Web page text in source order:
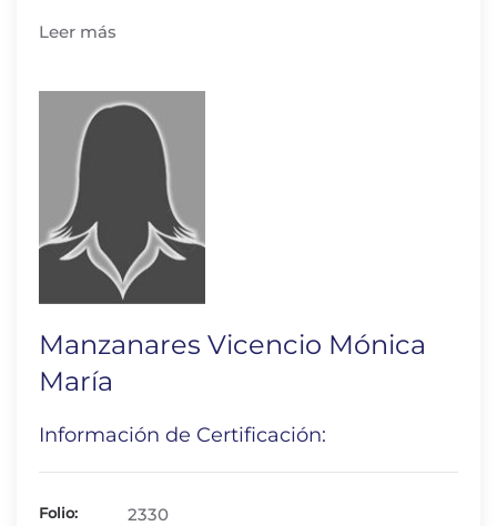
Leer más
Manzanares Vicencio Mónica
María
Información de Certificación:
Folio: 2330